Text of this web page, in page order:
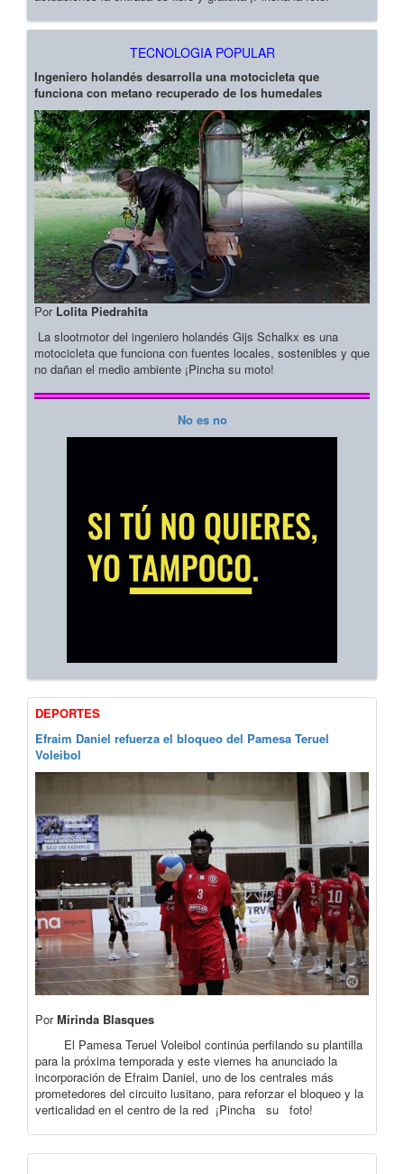
TECNOLOGIA POPULAR
Ingeniero holandés desarrolla una motocicleta que
funciona con metano recuperado de los humedales
Por Lolita Piedrahita
La slootmotor del ingeniero holandés Gijs Schalkx es una
motocicleta que funciona con fuentes locales, sostenibles y que
no dañan el medio ambiente ¡Pincha su moto!
No es no
DEPORTES
Efraim Daniel refuerza el bloqueo del Pamesa Teruel
Voleibol
PorMirinda Blasques
El Pamesa Teruel Voleibol continúa perfilando su plantilla
para la próxima temporada y este viernes ha anunciado la
incorporación de Efraim Daniel, uno de los centrales más
prometedores del circuito lusitano, para reforzar el bloqueo y la
verticalidad en el centro de la red ¡Pincha su foto!